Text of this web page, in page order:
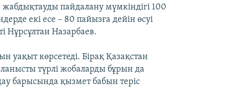
пайдалану мүмкіндігі 100
екі есе – 80 пайызға дейін өсуі
Нұрсұлтан Назарбаев.
уақыт көрсетеді. Бірақ Қазақстан
түрлі жобаларды бұрын да
барысында қызмет бабын теріс